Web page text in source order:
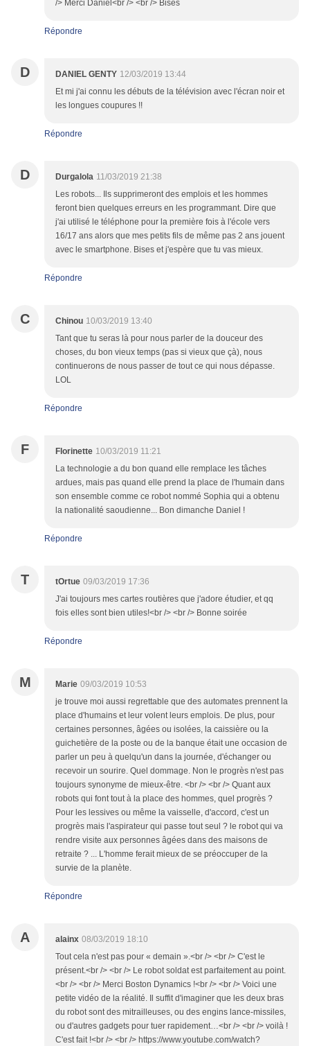
/> Merci Daniel<br /> <br /> Bises
Répondre
D DANIEL GENTY 12/03/2019 13:44
Et mi j'ai connu les débuts de la télévision avec l'écran noir et
les longues coupures !!
Répondre
D Durgalola 11/03/2019 21:38
Les robots... Ils supprimeront des emplois et les hommes
feront bien quelques erreurs en les programmant. Dire que
j'ai utilisé le téléphone pour la première fois à l'école vers
16/17 ans alors que mes petits fils de même pas 2 ans jouent
avec le smartphone. Bises et j'espère que tu vas mieux.
Répondre
C Chinou 10/03/2019 13:40
Tant que tu seras là pour nous parler de la douceur des
choses, du bon vieux temps (pas si vieux que çà), nous
continuerons de nous passer de tout ce qui nous dépasse.
LOL
Répondre
F Florinette 10/03/2019 11:21
La technologie a du bon quand elle remplace les tâches
ardues, mais pas quand elle prend la place de l'humain dans
son ensemble comme ce robot nommé Sophia qui a obtenu
la nationalité saoudienne... Bon dimanche Daniel !
Répondre
T tOrtue 09/03/2019 17:36
J'ai toujours mes cartes routières que j'adore étudier, et qq
fois elles sont bien utiles!<br /> <br /> Bonne soirée
Répondre
M Marie 09/03/2019 10:53
je trouve moi aussi regrettable que des automates prennent la
place d'humains et leur volent leurs emplois. De plus, pour
certaines personnes, âgées ou isolées, la caissière ou la
guichetière de la poste ou de la banque était une occasion de
parler un peu à quelqu'un dans la journée, d'échanger ou
recevoir un sourire. Quel dommage. Non le progrès n'est pas
toujours synonyme de mieux-être. <br /> <br /> Quant aux
robots qui font tout à la place des hommes, quel progrès ?
Pour les lessives ou même la vaisselle, d'accord, c'est un
progrès mais l'aspirateur qui passe tout seul ? le robot qui va
rendre visite aux personnes âgées dans des maisons de
retraite ? ... L'homme ferait mieux de se préoccuper de la
survie de la planète.
Répondre
A alainx 08/03/2019 18:10
Tout cela n'est pas pour « demain ».<br /> <br /> C'est le
présent.<br /> <br /> Le robot soldat est parfaitement au point.
<br /> <br /> Merci Boston Dynamics !<br /> <br /> Voici une
petite vidéo de la réalité. Il suffit d'imaginer que les deux bras
du robot sont des mitrailleuses, ou des engins lance-missiles,
ou d'autres gadgets pour tuer rapidement…<br /> <br /> voilà !
C'est fait !<br /> <br /> https://www.youtube.com/watch?